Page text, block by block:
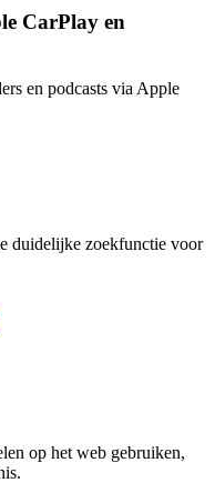
CarPlay en
en podcasts via Apple
duidelijke zoekfunctie voor
op het web gebruiken,